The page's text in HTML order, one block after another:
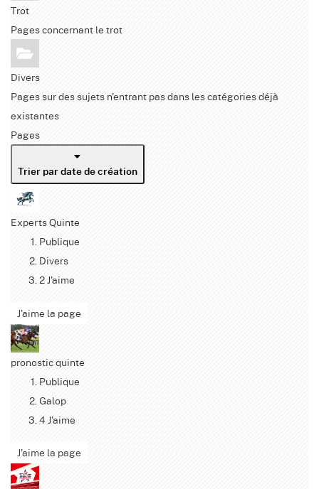
Trot
Pages concernant le trot
Divers
Pages sur des sujets n'entrant pas dans les catégories déjà
existantes
Pages
Trier par date de création
Experts Quinte
Publique
Divers
2 J'aime
J'aime la page
pronostic quinte
Publique
Galop
4 J'aime
J'aime la page